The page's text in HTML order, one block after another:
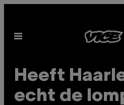
de Open
Heeft
echt de